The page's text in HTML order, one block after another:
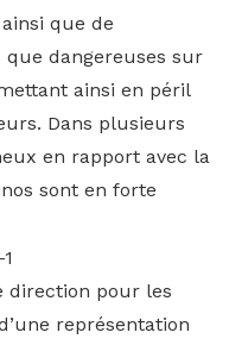
que de
dangereuses sur
ainsi en péril
Dans plusieurs
en rapport avec la
sont en forte
direction pour les
représentation